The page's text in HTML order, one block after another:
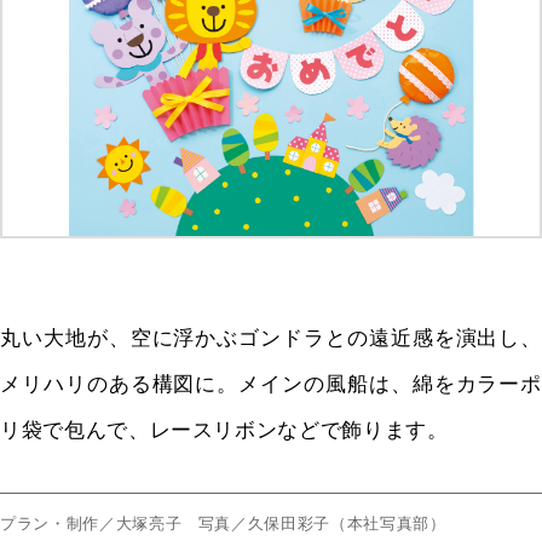
丸い大地が、空に浮かぶゴンドラとの遠近感を演出し、
メリハリのある構図に。メインの風船は、綿をカラーポ
リ袋で包んで、レースリボンなどで飾ります。
プラン・制作／大塚亮子 写真／久保田彩子（本社写真部）